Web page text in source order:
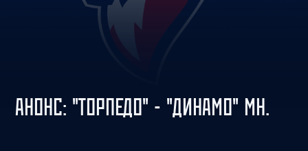
АНОНС: "ТОРПЕДО" - "ДИНАМО" МН.